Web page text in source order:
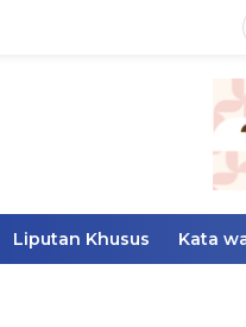
Liputan Khusus Kata